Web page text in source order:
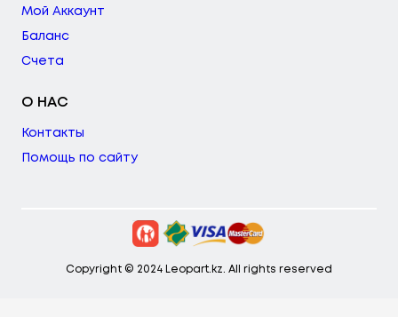
Мой Аккаунт
Баланс
Счета
О НАС
Контакты
Помощь по сайту
Copyright © 2024 Leopart.kz. All rights reserved